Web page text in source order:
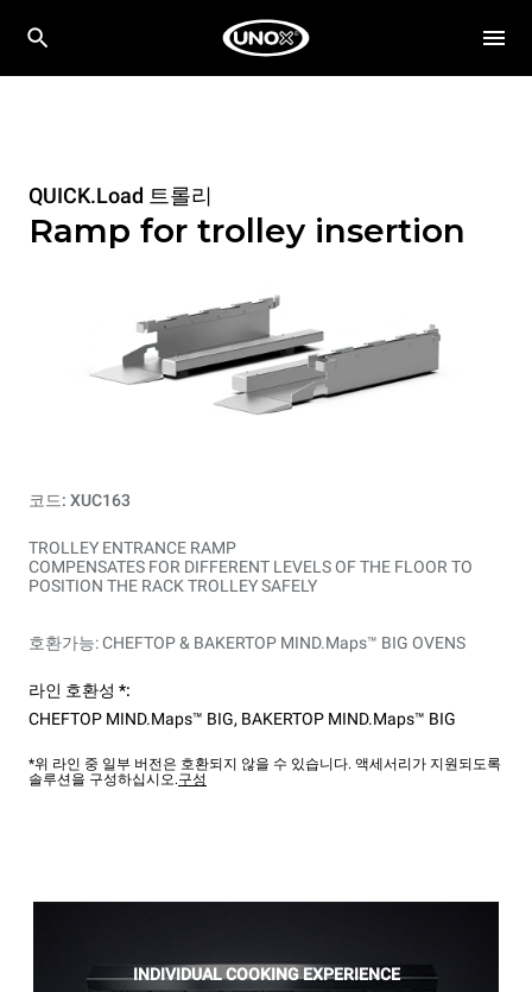
QUICK.Load 트롤리
Ramp for trolley insertion
코드: XUC163
TROLLEY ENTRANCE RAMP
COMPENSATES FOR DIFFERENT LEVELS OF THE FLOOR TO
POSITION THE RACK TROLLEY SAFELY
호환가능: CHEFTOP & BAKERTOP MIND.Maps™ BIG OVENS
라인 호환성 *:
CHEFTOP MIND.Maps™ BIG, BAKERTOP MIND.Maps™ BIG
*위 라인 중 일부 버전은 호환되지 않을 수 있습니다. 액세서리가 지원되도록
솔루션을 구성하십시오.구성
INDIVIDUAL COOKING EXPERIENCE